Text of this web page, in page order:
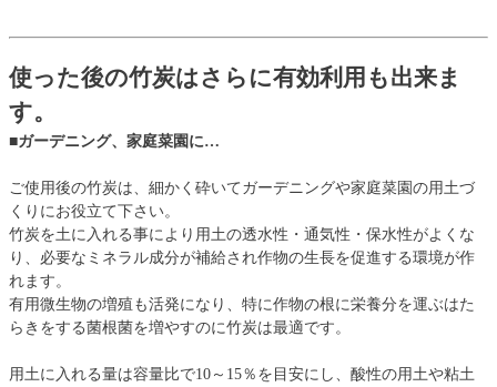
使った後の竹炭はさらに有効利用も出来ま
す。
■ガーデニング、家庭菜園に…
ご使用後の竹炭は、細かく砕いてガーデニングや家庭菜園の用土づ
くりにお役立て下さい。
竹炭を土に入れる事により用土の透水性・通気性・保水性がよくな
り、必要なミネラル成分が補給され作物の生長を促進する環境が作
れます。
有用微生物の増殖も活発になり、特に作物の根に栄養分を運ぶはた
らきをする菌根菌を増やすのに竹炭は最適です。
用土に入れる量は容量比で10～15％を目安にし、酸性の用土や粘土